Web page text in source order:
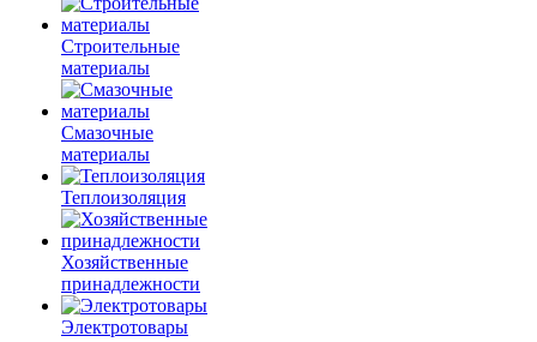
Строительные
материалы
Смазочные
материалы
Теплоизоляция
Хозяйственные
принадлежности
Электротовары